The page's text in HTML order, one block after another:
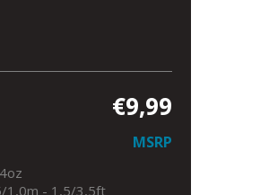
€9,99
MSRP
1,0m - 1,5/3,5ft